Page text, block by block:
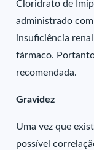
Cloridrato de
administrado
insuficiência
fármaco.
recomendada.
Gravidez
Uma vez que
possível